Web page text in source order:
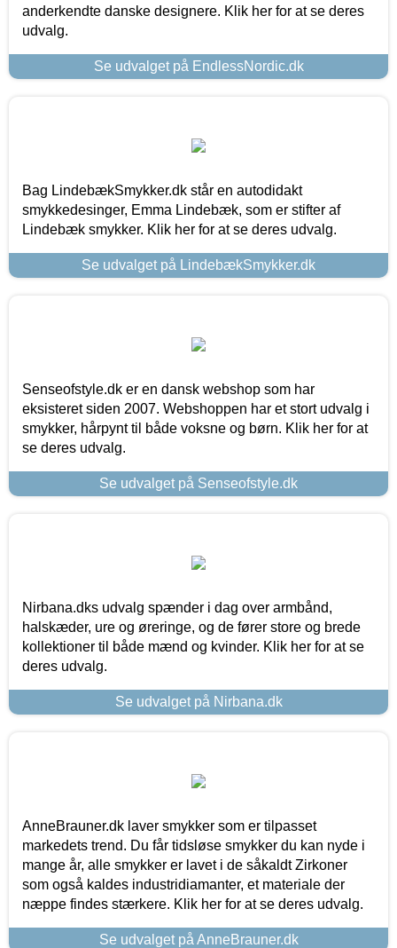
anderkendte danske designere. Klik her for at se deres
udvalg.
Se udvalget på EndlessNordic.dk
Bag LindebækSmykker.dk står en autodidakt
smykkedesinger, Emma Lindebæk, som er stifter af
Lindebæk smykker. Klik her for at se deres udvalg.
Se udvalget på LindebækSmykker.dk
Senseofstyle.dk er en dansk webshop som har
eksisteret siden 2007. Webshoppen har et stort udvalg i
smykker, hårpynt til både voksne og børn. Klik her for at
se deres udvalg.
Se udvalget på Senseofstyle.dk
Nirbana.dks udvalg spænder i dag over armbånd,
halskæder, ure og øreringe, og de fører store og brede
kollektioner til både mænd og kvinder. Klik her for at se
deres udvalg.
Se udvalget på Nirbana.dk
AnneBrauner.dk laver smykker som er tilpasset
markedets trend. Du får tidsløse smykker du kan nyde i
mange år, alle smykker er lavet i de såkaldt Zirkoner
som også kaldes industridiamanter, et materiale der
næppe findes stærkere. Klik her for at se deres udvalg.
Se udvalget på AnneBrauner.dk